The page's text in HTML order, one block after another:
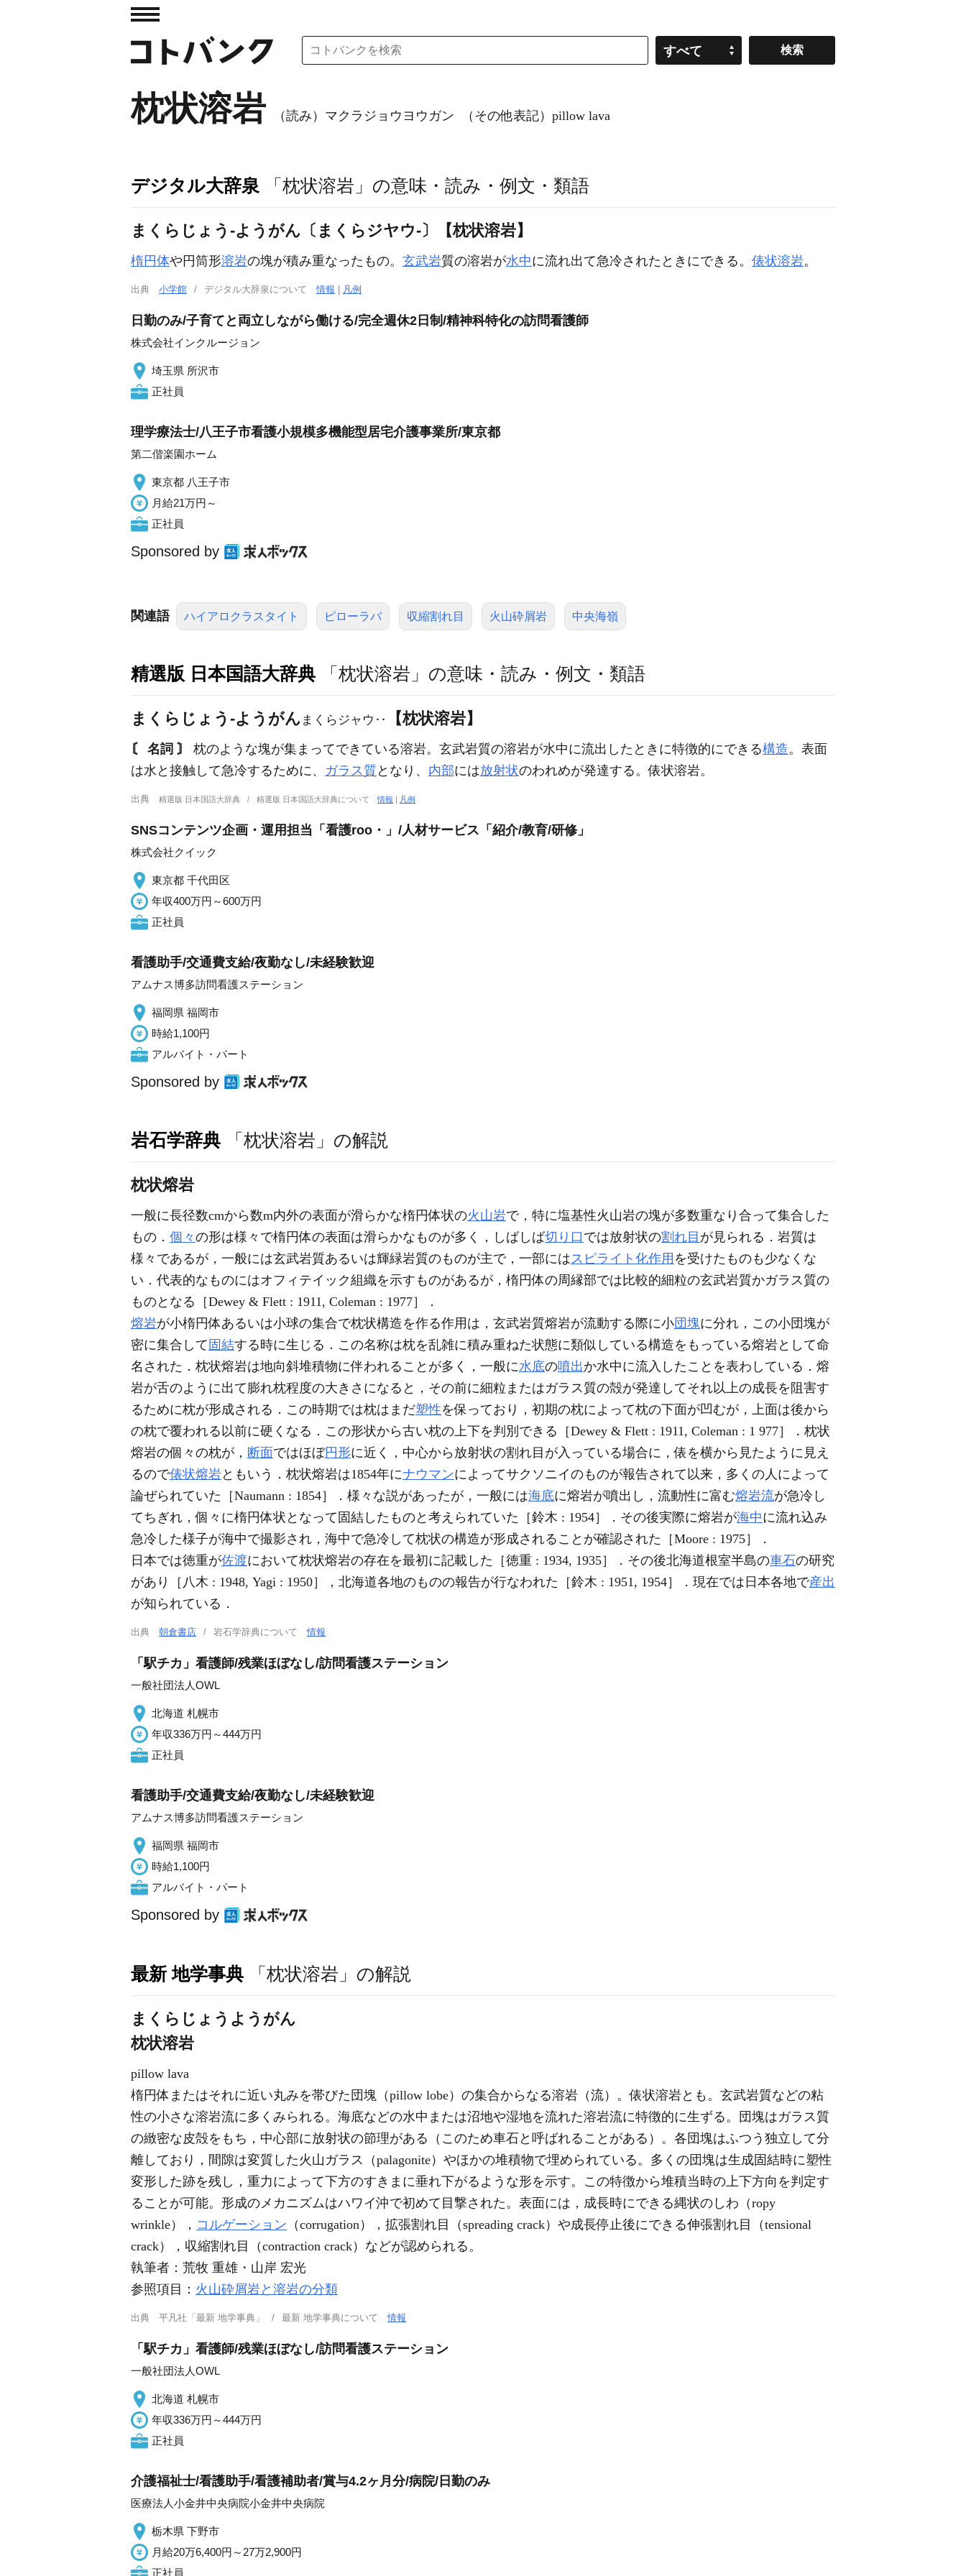
すべて
枕状溶岩 （読み）マクラジョウヨウガン （その他表記）pillow lava
デジタル大辞泉 「枕状溶岩」の意味・読み・例文・類語
まくらじょう‐ようがん〔まくらジヤウ‐〕【枕状溶岩】
楕円体や円筒形溶岩の塊が積み重なったもの。 玄武岩質の溶岩が水中に流れ出て急冷されたときにできる。 俵状溶岩。
出典 小学館 デジタル大辞泉について情報 凡例
日勤のみ/子育てと両立しながら働ける/完全週休2日制/精神科特化の訪問看護師
株式会社インクルージョン
埼玉県 所沢市
正社員
理学療法士/八王子市看護小規模多機能型居宅介護事業所/東京都
第二偕楽園ホーム
東京都 八王子市
月給21万円～
正社員
Sponsored by
関連語 ハイアロクラスタイト ピローラバ 収縮割れ目 火山砕屑岩 中央海嶺
精選版 日本国語大辞典 「枕状溶岩」の意味・読み・例文・類語
まくらじょう‐ようがん まくらジャウ‥ 【枕状溶岩】
〘 名詞 〙 枕のような塊が集まってできている溶岩。玄武岩質の溶岩が水中に流出したときに特徴的にできる構造。表面
は水と接触して急冷するために、 ガラス質となり、 内部には放射状のわれめが発達する。俵状溶岩。
出典 精選版 日本国語大辞典 精選版 日本国語大辞典について情報 | 凡例
SNSコンテンツ企画・運用担当「看護roo・」/人材サービス「紹介/教育/研修」
株式会社クイック
東京都 千代田区
年収400万円～600万円
正社員
看護助手/交通費支給/夜勤なし/未経験歓迎
アムナス博多訪問看護ステーション
福岡県 福岡市
時給1,100円
アルバイト・パート
Sponsored by
岩石学辞典 「枕状溶岩」の解説
枕状熔岩
一般に長径数cmから数m内外の表面が滑らかな楕円体状の火山岩で，特に塩基性火山岩の塊が多数重なり合って集合した
もの． 個々 の形は様々で楕円体の表面は滑らかなものが多く，しばしば切り口 では放射状の割れ目 が見られる．岩質は
様々であるが，一般には玄武岩質あるいは輝緑岩質のものが主で，一部にはスピライト化作用 を受けたものも少なくな
い．代表的なものにはオフィテイック組織を示すものがあるが，楕円体の周縁部では比較的細粒の玄武岩質かガラス質の
ものとなる［Dewey & Flett : 1911, Coleman : 1977］．
熔岩が小楕円体あるいは小球の集合で枕状構造を作る作用は，玄武岩質熔岩が流動する際に小団塊に分れ，この小団塊が
密に集合して 固結する時に生じる．この名称は枕を乱雑に積み重ねた状態に類似している構造をもっている熔岩として命
名された．枕状熔岩は地向斜堆積物に伴われることが多く，一般に水底の噴出か水中に流入したことを表わしている．熔
岩が舌のように出て膨れ枕程度の大きさになると，その前に細粒またはガラス質の殻が発達してそれ以上の成長を阻害す
るために枕が形成される．この時期では枕はまだ塑性を保っており，初期の枕によって枕の下面が凹むが，上面は後から
の枕で覆われる以前に硬くなる．この形状から古い枕の上下を判別できる［Dewey & Flett : 1911, Coleman : 1 977］．枕状
熔岩の個々の枕が， 断面ではほぼ円形に近く，中心から放射状の割れ目が入っている場合に，俵を横から見たように見え
るので俵状熔岩ともいう．枕状熔岩は1854年にナウマンによってサクソニイのものが報告されて以来，多くの人によって
論ぜられていた［Naumann : 1854］．様々な説があったが，一般には海底に熔岩が噴出し，流動性に富む熔岩流が急冷し
てちぎれ，個々に楕円体状となって固結したものと考えられていた［鈴木 : 1954］．その後実際に熔岩が海中に流れ込み
急冷した様子が海中で撮影され，海中で急冷して枕状の構造が形成されることが確認された［Moore : 1975］．
日本では徳重が佐渡において枕状熔岩の存在を最初に記載した［徳重 : 1934, 1935］．その後北海道根室半島の車石の研究
があり［八木 : 1948, Yagi : 1950］，北海道各地のものの報告が行なわれた［鈴木 : 1951, 1954］．現在では日本各地で産出
が知られている．
出典 朝倉書店 岩石学辞典について情報
「駅チカ」看護師/残業ほぼなし/訪問看護ステーション
一般社団法人OWL
北海道 札幌市
年収336万円～444万円
正社員
看護助手/交通費支給/夜勤なし/未経験歓迎
アムナス博多訪問看護ステーション
福岡県 福岡市
時給1,100円
アルバイト・パート
Sponsored by
最新 地学事典 「枕状溶岩」の解説
まくらじょうようがん
枕状溶岩
pillow lava
楕円体またはそれに近い丸みを帯びた団塊（pillow lobe）の集合からなる溶岩（流）。俵状溶岩とも。玄武岩質などの粘
性の小さな溶岩流に多くみられる。海底などの水中または沼地や湿地を流れた溶岩流に特徴的に生ずる。団塊はガラス質
の緻密な皮殻をもち，中心部に放射状の節理がある（このため車石と呼ばれることがある）。各団塊はふつう独立して分
離しており，間隙は変質した火山ガラス（palagonite）やほかの堆積物で埋められている。多くの団塊は生成固結時に塑性
変形した跡を残し，重力によって下方のすきまに垂れ下がるような形を示す。この特徴から堆積当時の上下方向を判定す
ることが可能。形成のメカニズムはハワイ沖で初めて目撃された。表面には，成長時にできる縄状のしわ（ropy
wrinkle）， コルゲーション （corrugation），拡張割れ目（spreading crack）や成長停止後にできる伸張割れ目（tensional
crack），収縮割れ目（contraction crack）などが認められる。
執筆者： 荒牧 重雄・山岸 宏光
参照項目： 火山砕屑岩と溶岩の分類
出典 平凡社「最新 地学事典」 最新 地学事典について情報
「駅チカ」看護師/残業ほぼなし/訪問看護ステーション
一般社団法人OWL
北海道 札幌市
年収336万円～444万円
正社員
介護福祉士/看護助手/看護補助者/賞与4.2ヶ月分/病院/日勤のみ
医療法人小金井中央病院小金井中央病院
栃木県 下野市
月給20万6,400円～27万2,900円
正社員